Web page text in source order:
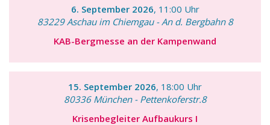
6. September 2026, 11:00 Uhr
83229 Aschau im Chiemgau - An d. Bergbahn 8
KAB-Bergmesse an der Kampenwand
15. September 2026, 18:00 Uhr
80336 München - Pettenkoferstr.8
Krisenbegleiter Aufbaukurs I